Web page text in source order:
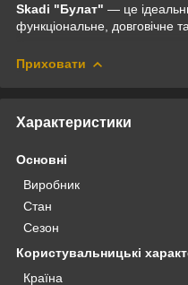
Skadi "Булат" — це
функціональне, довговічне
Приховати
Характеристики
Основні
Виробник
Стан
Сезон
Користувальницькі
Країна